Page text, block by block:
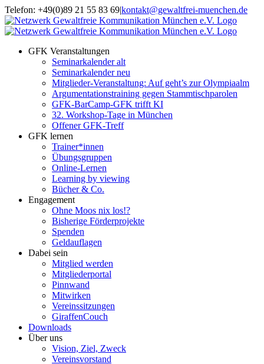
Zum
Inhalt
springen
Telefon: +49(0)89 21 55 83 69|kontakt@gewaltfrei-muenchen.de
Einloggen
Seminarkalender
Infos
zum
GFK Veranstaltungen
Seminarkalender alt
Seminarkalender neu
Mitglieder-Veranstaltung: Auf geht’s zur Olympiaalm
Argumentationstraining gegen Stammtischparolen
GFK-BarCamp-GFK trifft KI
32. Workshop-Tage in München
Offener GFK-Treff
GFK lernen
Trainer*innen
Übungsgruppen
Online-Lernen
Learning by viewing
Bücher & Co.
Engagement
Ohne Moos nix los!?
Bisherige Förderprojekte
Spenden
Geldauflagen
Dabei sein
Mitglied werden
Mitgliederportal
Pinnwand
Mitwirken
Vereinssitzungen
GiraffenCouch
Downloads
Über uns
Vision, Ziel, Zweck
Vereinsvorstand